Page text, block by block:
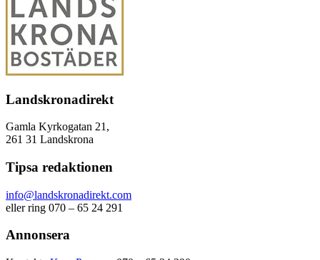
Landskronadirekt
Gamla Kyrkogatan 21,
261 31 Landskrona
Tipsa redaktionen
info@landskronadirekt.com
eller ring 070 – 65 24 291
Annonsera